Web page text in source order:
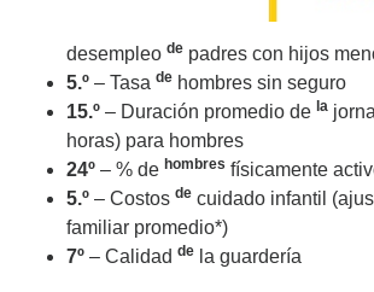
desempleo de padres con hijos
5.º – Tasa de hombres sin seguro
15.º – Duración promedio de la
horas) para hombres
24º – % de hombres físicamente
5.º – Costos de cuidado infantil
familiar promedio*)
7º – Calidad de la guardería